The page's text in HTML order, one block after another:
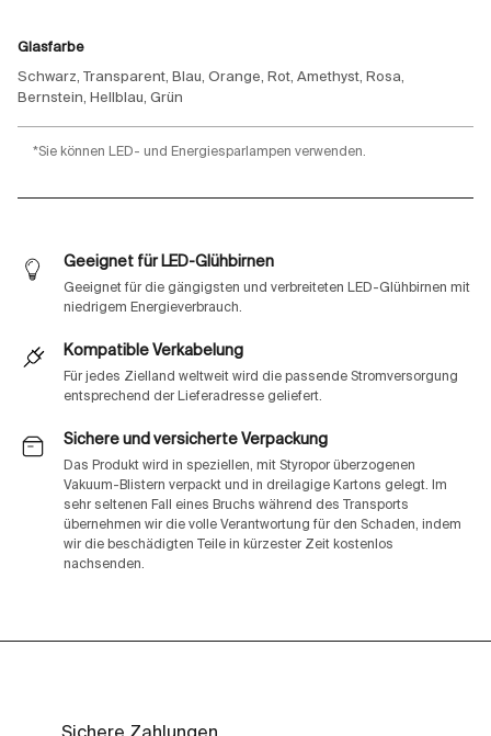
Glasfarbe
Schwarz, Transparent, Blau, Orange, Rot, Amethyst, Rosa,
Bernstein, Hellblau, Grün
*Sie können LED- und Energiesparlampen verwenden.
Geeignet für LED-Glühbirnen
Geeignet für die gängigsten und verbreiteten LED-Glühbirnen mit
niedrigem Energieverbrauch.
Kompatible Verkabelung
Für jedes Zielland weltweit wird die passende Stromversorgung
entsprechend der Lieferadresse geliefert.
Sichere und versicherte Verpackung
Das Produkt wird in speziellen, mit Styropor überzogenen
Vakuum-Blistern verpackt und in dreilagige Kartons gelegt. Im
sehr seltenen Fall eines Bruchs während des Transports
übernehmen wir die volle Verantwortung für den Schaden, indem
wir die beschädigten Teile in kürzester Zeit kostenlos
nachsenden.